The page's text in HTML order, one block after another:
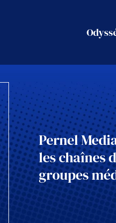
Pernel
les chaînes
groupes